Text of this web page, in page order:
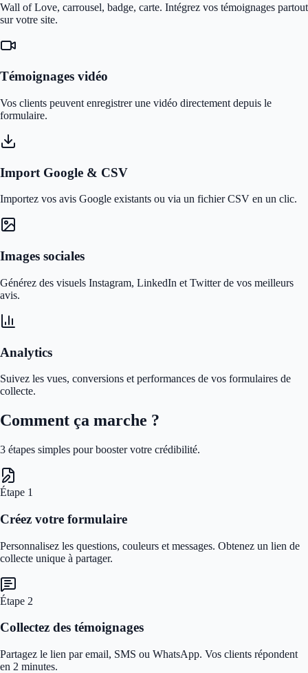
Wall of Love, carrousel, badge, carte. Intégrez vos témoignages partout
sur votre site.
Témoignages vidéo
Vos clients peuvent enregistrer une vidéo directement depuis le
formulaire.
Import Google & CSV
Importez vos avis Google existants ou via un fichier CSV en un clic.
Images sociales
Générez des visuels Instagram, LinkedIn et Twitter de vos meilleurs
avis.
Analytics
Suivez les vues, conversions et performances de vos formulaires de
collecte.
Comment ça marche ?
3 étapes simples pour booster votre crédibilité.
Étape 1
Créez votre formulaire
Personnalisez les questions, couleurs et messages. Obtenez un lien de
collecte unique à partager.
Étape 2
Collectez des témoignages
Partagez le lien par email, SMS ou WhatsApp. Vos clients répondent
en 2 minutes.